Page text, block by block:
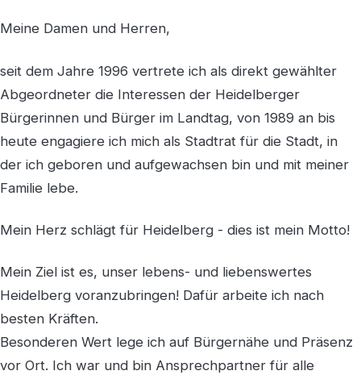
Meine Damen und Herren,
seit dem Jahre 1996 vertrete ich als direkt gewählter
Abgeordneter die Interessen der Heidelberger
Bürgerinnen und Bürger im Landtag, von 1989 an bis
heute engagiere ich mich als Stadtrat für die Stadt, in
der ich geboren und aufgewachsen bin und mit meiner
Familie lebe.
Mein Herz schlägt für Heidelberg - dies ist mein Motto!
Mein Ziel ist es, unser lebens- und liebenswertes
Heidelberg voranzubringen! Dafür arbeite ich nach
besten Kräften.
Besonderen Wert lege ich auf Bürgernähe und Präsenz
vor Ort. Ich war und bin Ansprechpartner für alle